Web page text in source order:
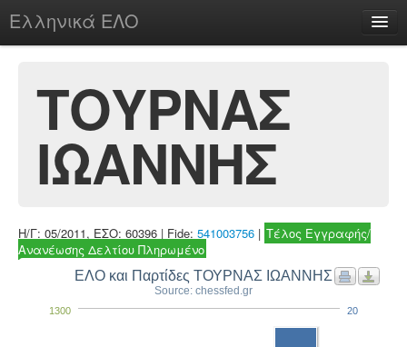
Ελληνικά ΕΛΟ
chesstu.be @ discord
Login
ΤΟΥΡΝΑΣ
ΙΩΑΝΝΗΣ
Η/Γ: 05/2011, ΕΣΟ: 60396 | Fide: 541003756 | Τέλος Εγγραφής/
Ανανέωσης Δελτίου Πληρωμένο
ΕΛΟ και Παρτίδες ΤΟΥΡΝΑΣ ΙΩΑΝΝΗΣ
Source: chessfed.gr
1300 20